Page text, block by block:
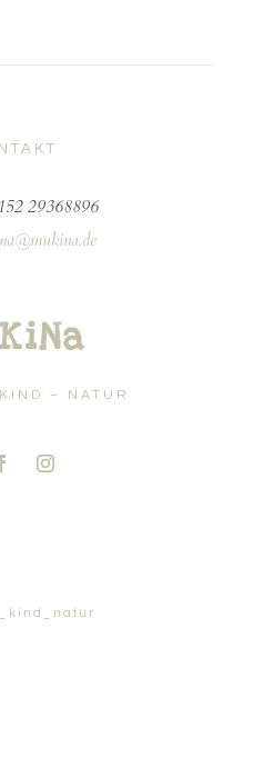
29368896
– NATUR